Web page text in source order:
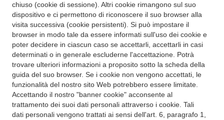
chiuso (cookie di sessione). Altri cookie rimangono sul suo
dispositivo e ci permettono di riconoscere il suo browser alla
visita successiva (cookie persistenti). Si può impostare il
browser in modo tale da essere informati sull'uso dei cookie e
poter decidere in ciascun caso se accettarli, accettarli in casi
determinati o in generale escluderne l'accettazione. Potrà
trovare ulteriori informazioni a proposito sotto la scheda della
guida del suo browser. Se i cookie non vengono accettati, le
funzionalità del nostro sito Web potrebbero essere limitate.
Accettando il nostro "banner cookie" acconsente al
trattamento dei suoi dati personali attraverso i cookie. Tali
dati personali vengono trattati ai sensi dell'art. 6, paragrafo 1,